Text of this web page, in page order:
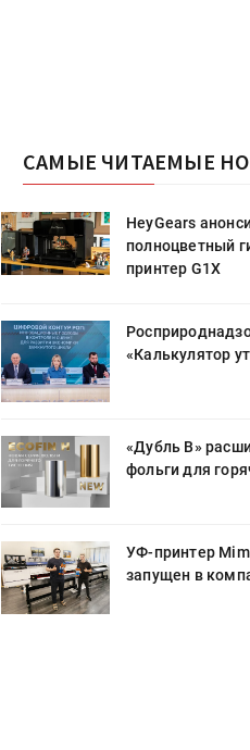
САМЫЕ ЧИТАЕМЫЕ
HeyGears
полноцветный
принтер G1X
«Калькулятор
«Дубль В»
фольги для
УФ-принтер
запущен в